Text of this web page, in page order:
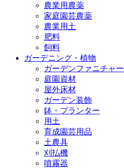
農業用農薬
家庭園芸農薬
農業用土
肥料
飼料
ガーデニング・植物
ガーデンファニチャー
庭園資材
屋外床材
ガーデン装飾
鉢・プランター
用土
育成園芸用品
土農具
刈払機
噴霧器